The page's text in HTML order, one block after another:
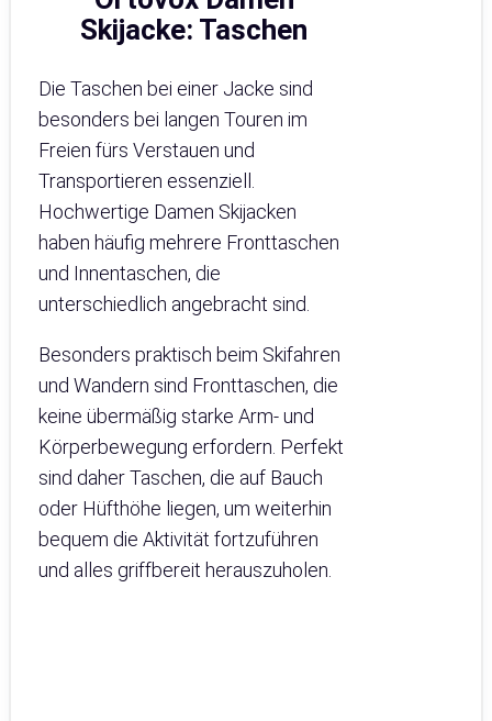
Skijacke: Taschen
Die Taschen bei einer Jacke sind
besonders bei langen Touren im
Freien fürs Verstauen und
Transportieren essenziell.
Hochwertige Damen Skijacken
haben häufig mehrere Fronttaschen
und Innentaschen, die
unterschiedlich angebracht sind.
Besonders praktisch beim Skifahren
und Wandern sind Fronttaschen, die
keine übermäßig starke Arm- und
Körperbewegung erfordern. Perfekt
sind daher Taschen, die auf Bauch
oder Hüfthöhe liegen, um weiterhin
bequem die Aktivität fortzuführen
und alles griffbereit herauszuholen.